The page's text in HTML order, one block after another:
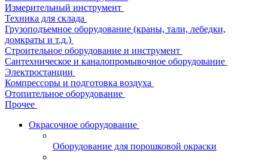
Измерительный инструмент
Техника для склада
Грузоподъемное оборудование (краны, тали, лебедки,
домкраты и т.д.)
Строительное оборудование и инструмент
Сантехническое и каналопромывочное оборудование
Электростанции
Компрессоры и подготовка воздуха
Отопительное оборудование
Прочее
Окрасочное оборудование
Оборудование для порошковой окраски